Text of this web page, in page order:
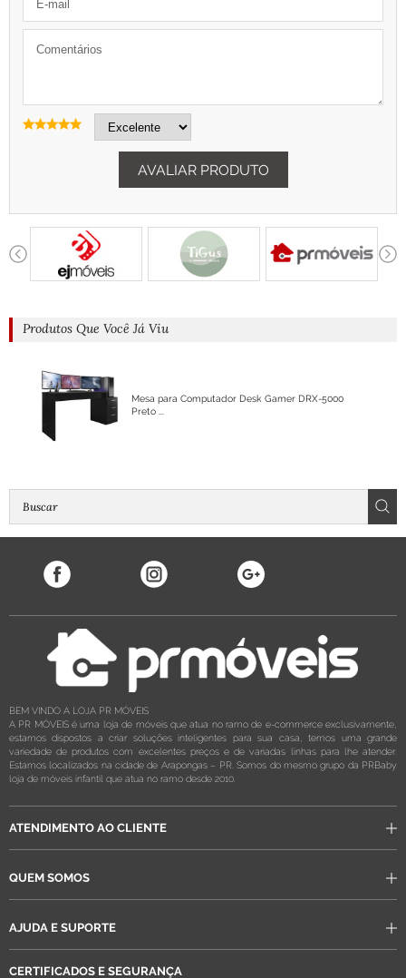
AVALIAR PRODUTO
Produtos Que Você Já Viu
Mesa para Computador Desk Gamer DRX-5000
Preto ...
BEM VINDO A LOJA PR MÓVEIS
A PR MÓVEIS é uma loja de móveis que atua no ramo de e-commerce exclusivamente,
estamos dispostos a criar soluções inteligentes para sua casa, temos uma grande
variedade de produtos com excelentes preços e de variadas linhas para lhe atender.
Estamos localizados na cidade de Arapongas – PR. Somos do mesmo grupo da PRBaby
loja de móveis infantil que atua no ramo desde 2010.
ATENDIMENTO AO CLIENTE
QUEM SOMOS
AJUDA E SUPORTE
CERTIFICADOS E SEGURANÇA